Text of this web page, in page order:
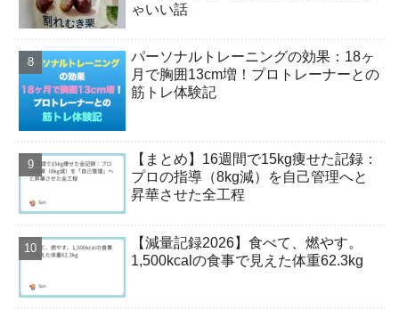
ゃいい話
パーソナルトレーニングの効果：18ヶ
月で胸囲13cm増！プロトレーナーとの
筋トレ体験記
【まとめ】16週間で15kg痩せた記録：
プロの指導（8kg減）を自己管理へと
昇華させた全工程
【減量記録2026】食べて、燃やす。
1,500kcalの食事で見えた体重62.3kg